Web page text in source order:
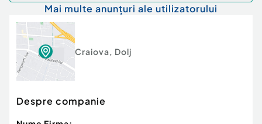
Mai multe anunțuri ale utilizatorului
Craiova, Dolj
Despre companie